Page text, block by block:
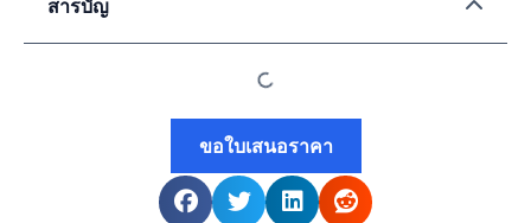
สารบัญ
ขอใบเสนอราคา